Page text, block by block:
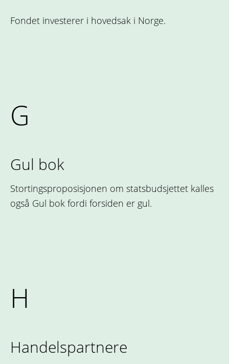
Fondet investerer i hovedsak i Norge.
G
Gul bok
Stortingsproposisjonen om statsbudsjettet kalles
også Gul bok fordi forsiden er gul.
H
Handelspartnere